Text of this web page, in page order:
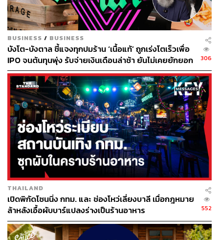
ร้านห้องแถวเก่าแก่แห่งสามย่านนี้เปิดขายมานานมากกว่า
30 ปีแล้ว ถึงเมนูจะดูเบสิกเรียบง่ายแต่ความใส่ใจเลือกสรร
วัตถุดิบตลอดจนปรุงอย่างพิถีพิถันตามสูตรเฉพาะตัวก็ทำให้
ต้มเลือดหมูตำรับนี้อร่อยสมคำเล่าลือ เมนูขวัญใจลูกค้าทุก
คนเสมอก็คือเกาเหลาเลือดหมูใส่สาหร่ายเมนูธรรมดาที่เพิ่ม
ความพิเศษลงไปอีกหน่อย ซุปใสร้อนแต่รสเข้มข้นกลมกล่อม
ราดลงบนวัตถุดิบครบเครื่อง เวลากินกับข้าวสวยร้อน ๆ แล้ว
ฟินเฟ่อร์สุด ๆ
“ผมไปตอนแรกก็สั่งต้มเลือดหมูแบบออริจินอล
ของเขาก่อนเลย แต่รู้สึกว่ามันยังไม่ใช่อ่ะ คือจริง ๆ เราไม่
ชอบกินหมูกรอบ ไม่ชอบกินหมูชิ้น ไม่ชอบกินหมูเด้ง อะไร
พวกนี้ แต่จะชอบกินเซี่ยงจี๊กับหมูสับบะช่อแล้วก็เลือดมาก แค่
นั้นเลย หลังจากนั้นก็เลยสั่งแบบที่ชอบมาตลอด”ของดีทีเด็ดที่
หลายคนออกปากชมก็คือเครื่องในลวดสะอาดและไม่คาว
นุ่มหนึบชิ้นใหญ่เต็มคำ ทว่าอีกความอร่อยเด็ดห้ามพลาดที่
ทุกคนบอกปากต่อปากก็คือหมูกรอบสูตรทอดน้ำมันร้อนจัด
เนื้อกรอบนุ่มชุ่มฉ่ำ ชิ้นใหญ่เต็มคำ ไม่หืนอมน้ำมัน
BUSINESS / BUSINESS
บังโต-บังตาล ชี้แจงทุกปมร้าน ‘เนื้อแท้’ ถูกเร่งโตเร็วเพื่อ
IPO จนต้นทุนพุ่ง รับจ่ายเงินเดือนล่าช้า ยันไม่เคยยักยอก
เงินประกันสังคม
306
THAILAND
เปิดพิกัดโซนนิ่ง กทม. และ ช่องโหว่เลี่ยงบาลี เมื่อกฎหมาย
ล้าหลังเอื้อผับบาร์แปลงร่างเป็นร้านอาหาร
552